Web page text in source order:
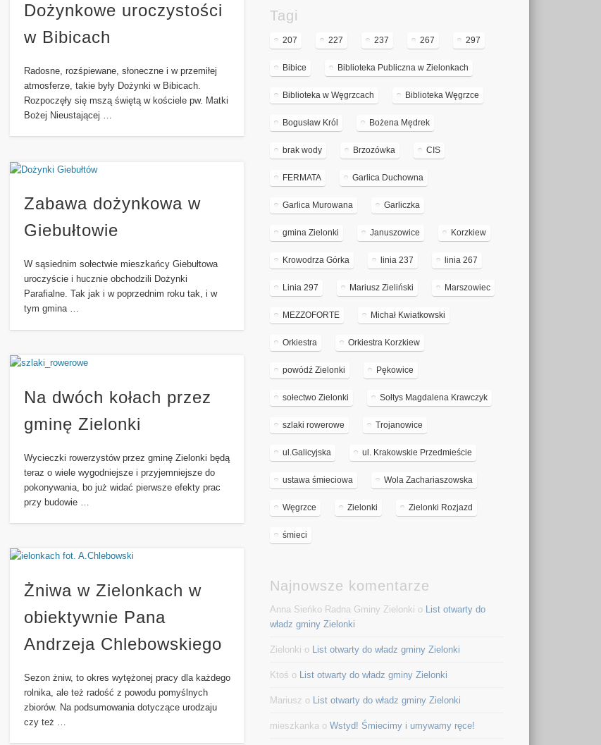
Dożynkowe uroczystości
w Bibicach
Radosne, rozśpiewane, słoneczne i w przemiłej
atmosferze, takie były Dożynki w Bibicach.
Rozpoczęły się mszą świętą w kościele pw. Matki
Bożej Nieustającej …
Zabawa dożynkowa w
Giebułtowie
W sąsiednim sołectwie mieszkańcy Giebułtowa
uroczyście i hucznie obchodzili Dożynki
Parafialne. Tak jak i w poprzednim roku tak, i w
tym gmina …
Na dwóch kołach przez
gminę Zielonki
Wycieczki rowerzystów przez gminę Zielonki będą
teraz o wiele wygodniejsze i przyjemniejsze do
pokonywania, bo już widać pierwsze efekty prac
przy budowie …
Żniwa w Zielonkach w
obiektywnie Pana
Andrzeja Chlebowskiego
Sezon żniw, to okres wytężonej pracy dla każdego
rolnika, ale też radość z powodu pomyślnych
zbiorów. Na podsumowania dotyczące urodzaju
czy też …
Tagi
207 227 237 267 297
Bibice Biblioteka Publiczna w Zielonkach
Biblioteka w Węgrzcach Biblioteka Węgrzce
Bogusław Król Bożena Mędrek
brak wody Brzozówka CIS
FERMATA Garlica Duchowna
Garlica Murowana Garliczka
gmina Zielonki Januszowice Korzkiew
Krowodrza Górka linia 237 linia 267
Linia 297 Mariusz Zieliński Marszowiec
MEZZOFORTE Michał Kwiatkowski
Orkiestra Orkiestra Korzkiew
powódź Zielonki Pękowice
sołectwo Zielonki Sołtys Magdalena Krawczyk
szlaki rowerowe Trojanowice
ul.Galicyjska ul. Krakowskie Przedmieście
ustawa śmieciowa Wola Zachariaszowska
Węgrzce Zielonki Zielonki Rozjazd
śmieci
Najnowsze komentarze
Anna Sieńko Radna Gminy Zielonki o List otwarty do
władz gminy Zielonki
Zielonki o List otwarty do władz gminy Zielonki
Ktoś o List otwarty do władz gminy Zielonki
Mariusz o List otwarty do władz gminy Zielonki
mieszkanka oWstyd! Śmiecimy i umywamy ręce!